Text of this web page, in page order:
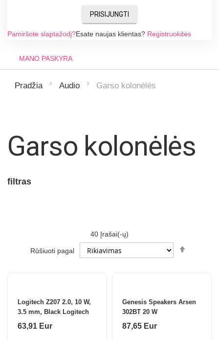
PRISIJUNGTI
Pamiršote slaptažodį?Esate naujas klientas? Registruokitės
MANO PASKYRA
Pradžia Audio Garso kolonėlės
Garso kolonėlės
filtras
40 Įrašai(-ų)
Rūšiuoti pagal
Logitech Z207 2.0, 10 W,
3.5 mm, Black Logitech
63,91 Eur
Genesis Speakers Arsen
302BT 20 W
87,65 Eur